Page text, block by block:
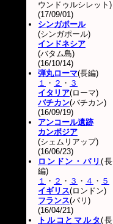
ウンドゥルシレット)
(17/09/01)
シンガポール
(シンガポール)
インドネシア
(バタム島)
(16/10/14)
弾丸ローマ(長編)
１ ・ ２ ・ ３
イタリア(ローマ)
バチカン(バチカン)
(16/09/19)
アンコール遺跡
カンボジア
(シェムリアップ)
(16/06/23)
ロンドン・パリ(長
編)
１ ・ ２ ・ ３ ・ ４ ・ ５
イギリス(ロンドン)
フランス(パリ)
(16/04/21)
トルコとマルタ(長